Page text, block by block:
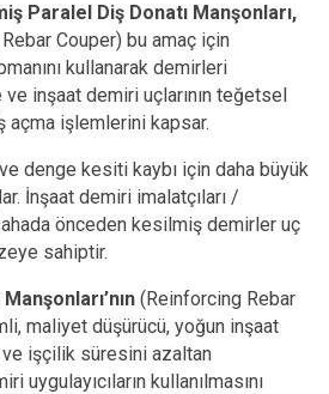
Paralel Diş Donatı Manşonları,
Couper) bu amaç için
kullanarak demirleri
inşaat demiri uçlarının teğetsel
işlemlerini kapsar.
denge kesiti kaybı için daha büyük
İnşaat demiri imalatçıları /
önceden kesilmiş demirler uç
sahiptir.
(Reinforcing Rebar
maliyet düşürücü, yoğun inşaat
ve işçilik süresini azaltan
uygulayıcıların kullanılmasını